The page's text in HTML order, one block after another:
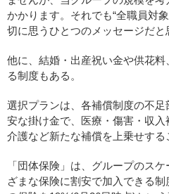
かかります。それでも“全職員対
切に思うひとつのメッセージだと
他に、結婚・出産祝い金や供花
る制度もある。
選択プランは、各補償制度の不
安な掛け金で、医療・傷害・収
介護など新たな補償を上乗せする
「団体保険」は、グループのス
ざまな保険に割安で加入できる